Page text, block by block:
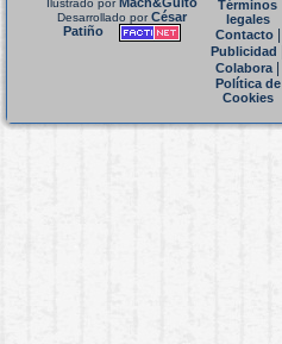
Ilustrado por
Desarrollado porCésar
Patiño
Términos
legales
Contacto|
Publicidad
Colabora|
Política de
Cookies